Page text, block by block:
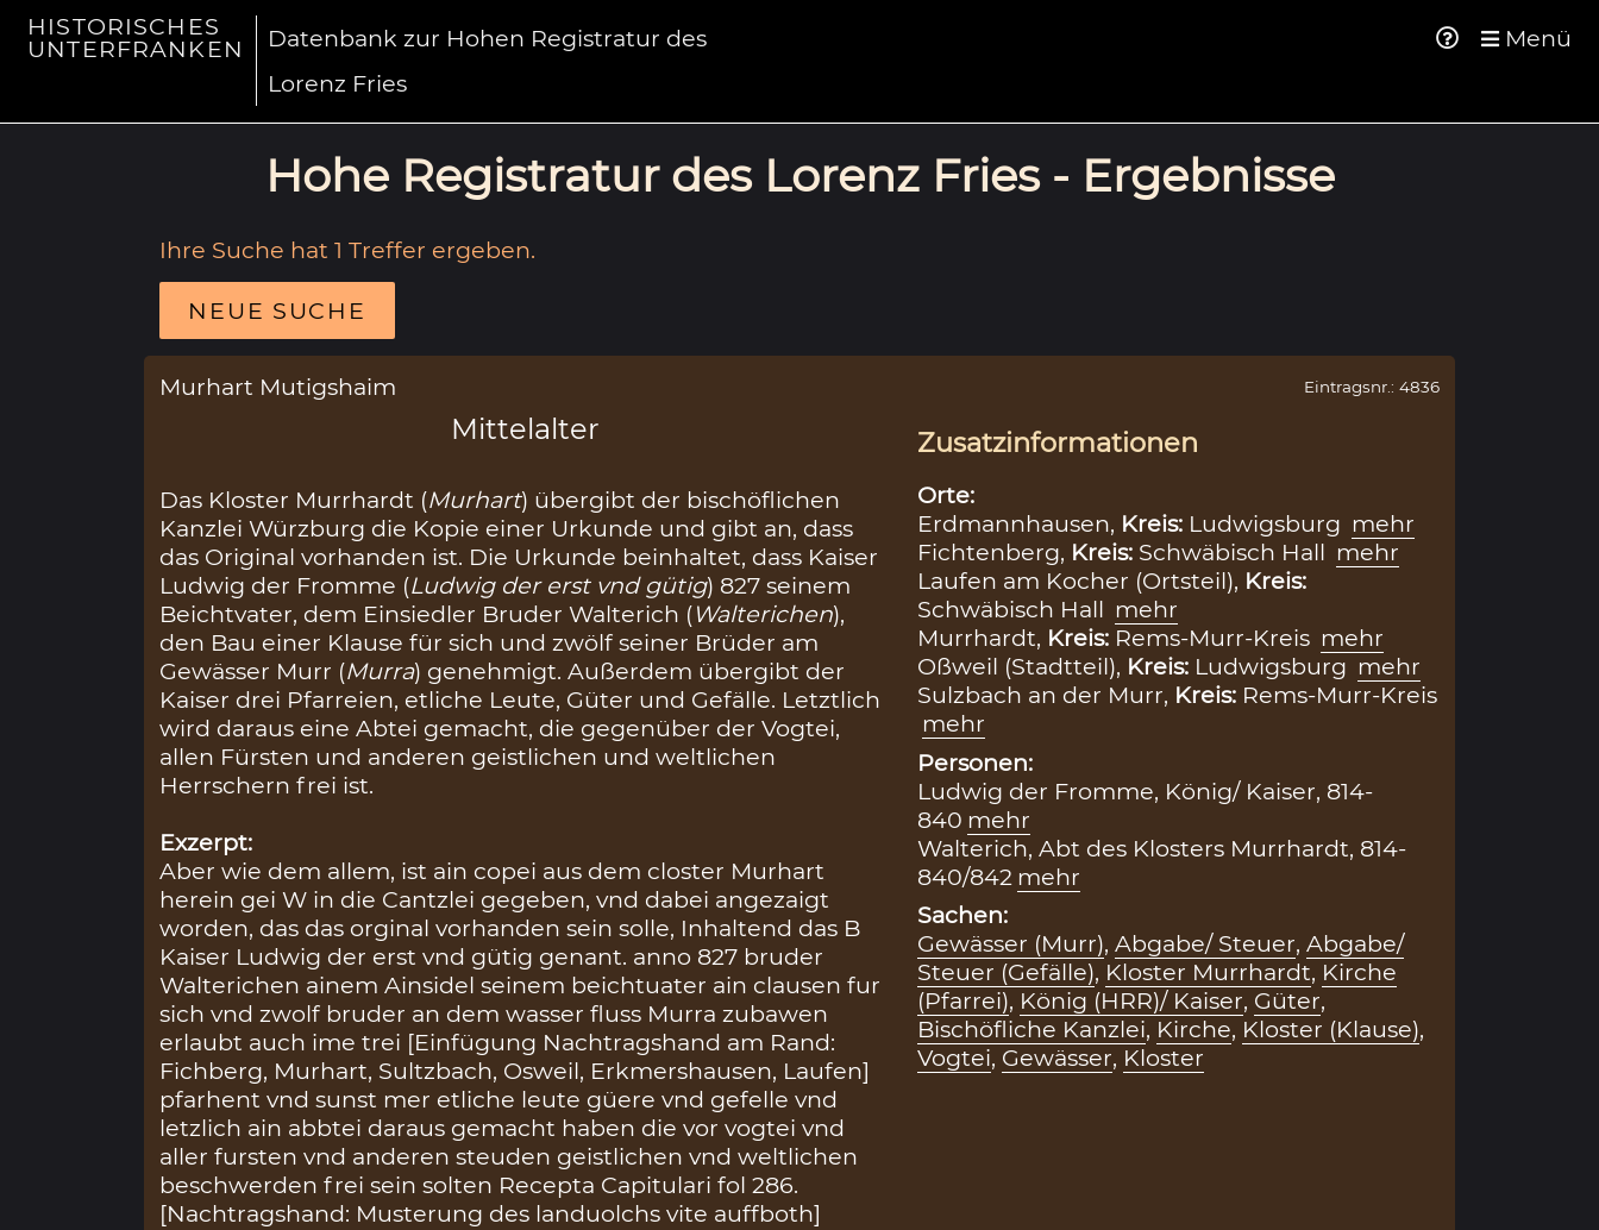
HISTORISCHES
UNTERFRANKEN
Datenbank zur Hohen Registratur des
Lorenz Fries
Menü
Hohe Registratur des Lorenz Fries - Ergebnisse
Ihre Suche hat 1 Treffer ergeben.
NEUE SUCHE
Murhart Mutigshaim
Mittelalter
Das Kloster Murrhardt (Murhart) übergibt der bischöflichen
Kanzlei Würzburg die Kopie einer Urkunde und gibt an, dass
das Original vorhanden ist. Die Urkunde beinhaltet, dass Kaiser
Ludwig der Fromme (Ludwig der erst vnd gütig) 827 seinem
Beichtvater, dem Einsiedler Bruder Walterich (Walterichen),
den Bau einer Klause für sich und zwölf seiner Brüder am
Gewässer Murr (Murra) genehmigt. Außerdem übergibt der
Kaiser drei Pfarreien, etliche Leute, Güter und Gefälle. Letztlich
wird daraus eine Abtei gemacht, die gegenüber der Vogtei,
allen Fürsten und anderen geistlichen und weltlichen
Herrschern frei ist.
Exzerpt:
Aber wie dem allem, ist ain copei aus dem closter Murhart
herein gei W in die Cantzlei gegeben, vnd dabei angezaigt
worden, das das orginal vorhanden sein solle, Inhaltend das B
Kaiser Ludwig der erst vnd gütig genant. anno 827 bruder
Walterichen ainem Ainsidel seinem beichtuater ain clausen fur
sich vnd zwolf bruder an dem wasser fluss Murra zubawen
erlaubt auch ime trei [Einfügung Nachtragshand am Rand:
Fichberg, Murhart, Sultzbach, Osweil, Erkmershausen, Laufen]
pfarhent vnd sunst mer etliche leute güere vnd gefelle vnd
letzlich ain abbtei daraus gemacht haben die vor vogtei vnd
aller fursten vnd anderen steuden geistlichen vnd weltlichen
beschwerden frei sein solten Recepta Capitulari fol 286.
[Nachtragshand: Musterung des landuolchs vite auffboth]
Eintragsnr.: 4836
Zusatzinformationen
Orte:
Erdmannhausen, Kreis: Ludwigsburg mehr
Fichtenberg, Kreis: Schwäbisch Hall mehr
Laufen am Kocher (Ortsteil), Kreis:
Schwäbisch Hall mehr
Murrhardt, Kreis: Rems-Murr-Kreis mehr
Oßweil (Stadtteil), Kreis: Ludwigsburg mehr
Sulzbach an der Murr, Kreis: Rems-Murr-Kreis
mehr
Personen:
Ludwig der Fromme, König/ Kaiser, 814-
840 mehr
Walterich, Abt des Klosters Murrhardt, 814-
840/842 mehr
Sachen:
Gewässer (Murr), Abgabe/ Steuer, Abgabe/
Steuer (Gefälle), Kloster Murrhardt, Kirche
(Pfarrei), König (HRR)/ Kaiser, Güter,
Bischöfliche Kanzlei, Kirche, Kloster (Klause),
Vogtei, Gewässer, Kloster